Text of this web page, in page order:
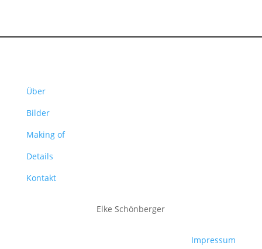
Über
Bilder
Making of
Details
Kontakt
Elke Schönberger
Impressum